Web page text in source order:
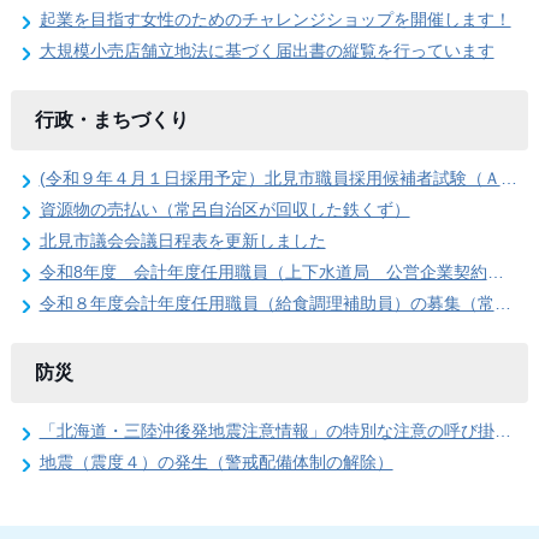
起業を目指す女性のためのチャレンジショップを開催します！
大規模小売店舗立地法に基づく届出書の縦覧を行っています
行政・まちづくり
(令和９年４月１日採用予定）北見市職員採用候補者試験（Ａ日程）第１次試験合格発表
資源物の売払い（常呂自治区が回収した鉄くず）
北見市議会会議日程表を更新しました
令和8年度 会計年度任用職員（上下水道局 公営企業契約管理事務員）の募集
令和８年度会計年度任用職員（給食調理補助員）の募集（常呂学校給食センター）
防災
「北海道・三陸沖後発地震注意情報」の特別な注意の呼び掛け期間の終了
地震（震度４）の発生（警戒配備体制の解除）